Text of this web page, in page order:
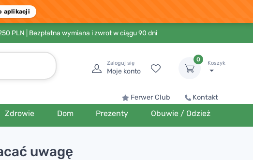
aplikacji
PLN | Bezpłatna wymiana i zwrot w ciągu 90 dni
Zaloguj się
Moje konto
0
Koszyk
Ferwer Club Kontakt
Zdrowie Dom Prezenty Obuwie / Odzież
uwagę